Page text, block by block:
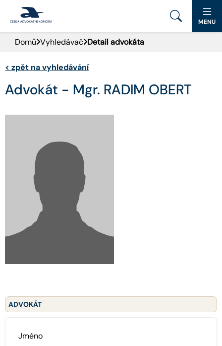
PORTÁL ČAK
DOMŮ
AKTUALITY
PRO VEŘEJNOST
ADVOKÁTNÍ DENÍK
9. SNĚM
KONTAKT
MENU
Domů Vyhledávač Detail advokáta
< zpět na vyhledávání
Advokát - Mgr. RADIM OBERT
ADVOKÁT
Jméno